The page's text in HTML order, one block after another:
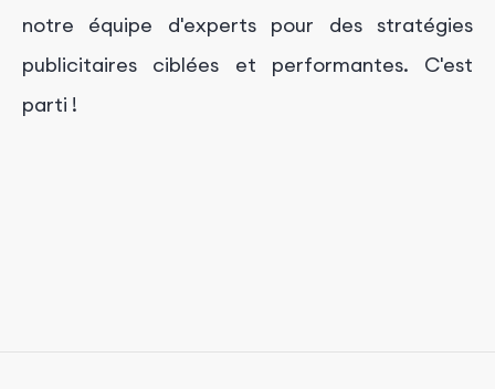
notre équipe d'experts pour des stratégies
publicitaires ciblées et performantes. C'est
parti !